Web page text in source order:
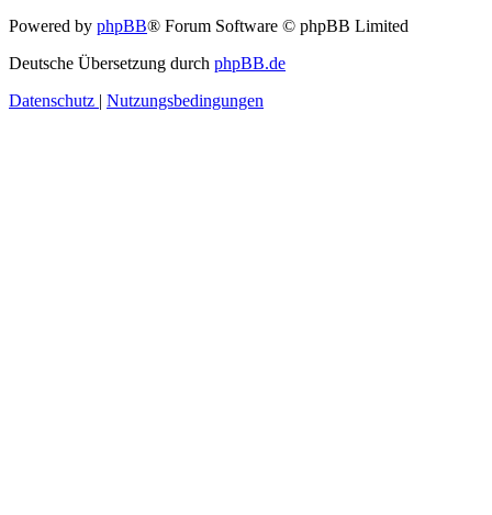
Powered by phpBB® Forum Software © phpBB Limited
Deutsche Übersetzung durch phpBB.de
Datenschutz | Nutzungsbedingungen